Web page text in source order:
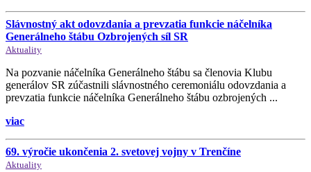
Slávnostný akt odovzdania a prevzatia funkcie náčelníka
Generálneho štábu Ozbrojených síl SR
Aktuality
Na pozvanie náčelníka Generálneho štábu sa členovia Klubu
generálov SR zúčastnili slávnostného ceremoniálu odovzdania a
prevzatia funkcie náčelníka Generálneho štábu ozbrojených ...
viac
69. výročie ukončenia 2. svetovej vojny v Trenčíne
Aktuality